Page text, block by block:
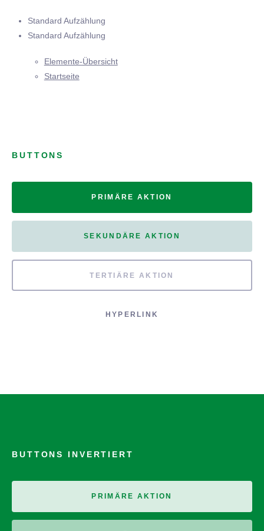
Standard Aufzählung
Standard Aufzählung
Elemente-Übersicht
Startseite
BUTTONS
PRIMÄRE AKTION
SEKUNDÄRE AKTION
TERTIÄRE AKTION
HYPERLINK
BUTTONS INVERTIERT
PRIMÄRE AKTION